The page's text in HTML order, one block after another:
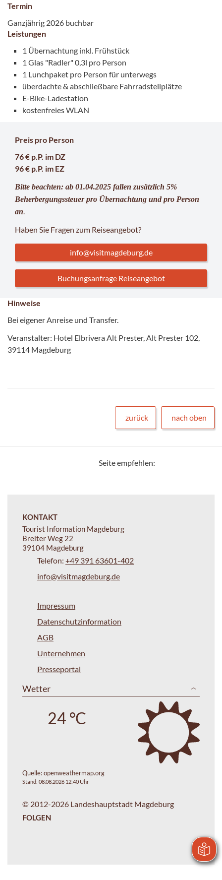
Termin
Ganzjährig 2026 buchbar
Leistungen
1 Übernachtung inkl. Frühstück
1 Glas "Radler" 0,3l pro Person
1 Lunchpaket pro Person für unterwegs
überdachte & abschließbare Fahrradstellplätze
E-Bike-Ladestation
kostenfreies WLAN
Preis pro Person
76 € p.P. im DZ
96 € p.P. im EZ
Bitte beachten: ab 01.04.2025 fallen zusätzlich 5%
Beherbergungssteuer pro Übernachtung und pro Person
an.
Haben Sie Fragen zum Reiseangebot?
info@visitmagdeburg.de
Buchungsanfrage Reiseangebot
Hinweise
Bei eigener Anreise und Transfer.
Veranstalter: Hotel Elbrivera Alt Prester, Alt Prester 102,
39114 Magdeburg
zurück nach oben
Seite empfehlen:
KONTAKT
Tourist Information Magdeburg
Breiter Weg 22
39104 Magdeburg
Telefon: +49 391 63601-402
info@visitmagdeburg.de
Impressum
Datenschutzinformation
AGB
Unternehmen
Presseportal
Wetter
24 °C
Quelle:openweathermap.org
Stand: 08.08.2026 12:40 Uhr
© 2012-2026 Landeshauptstadt Magdeburg
FOLGEN